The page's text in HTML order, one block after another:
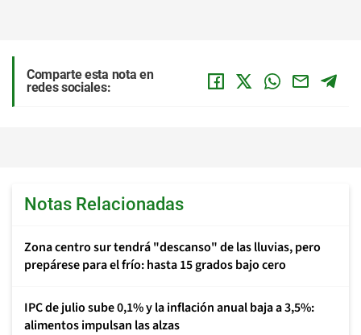
Comparte esta nota en
redes sociales:
Notas Relacionadas
Zona centro sur tendrá "descanso" de las lluvias, pero
prepárese para el frío: hasta 15 grados bajo cero
IPC de julio sube 0,1% y la inflación anual baja a 3,5%:
alimentos impulsan las alzas